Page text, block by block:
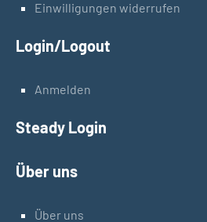
Einwilligungen widerrufen
Login/Logout
Anmelden
Steady Login
Über uns
Über uns